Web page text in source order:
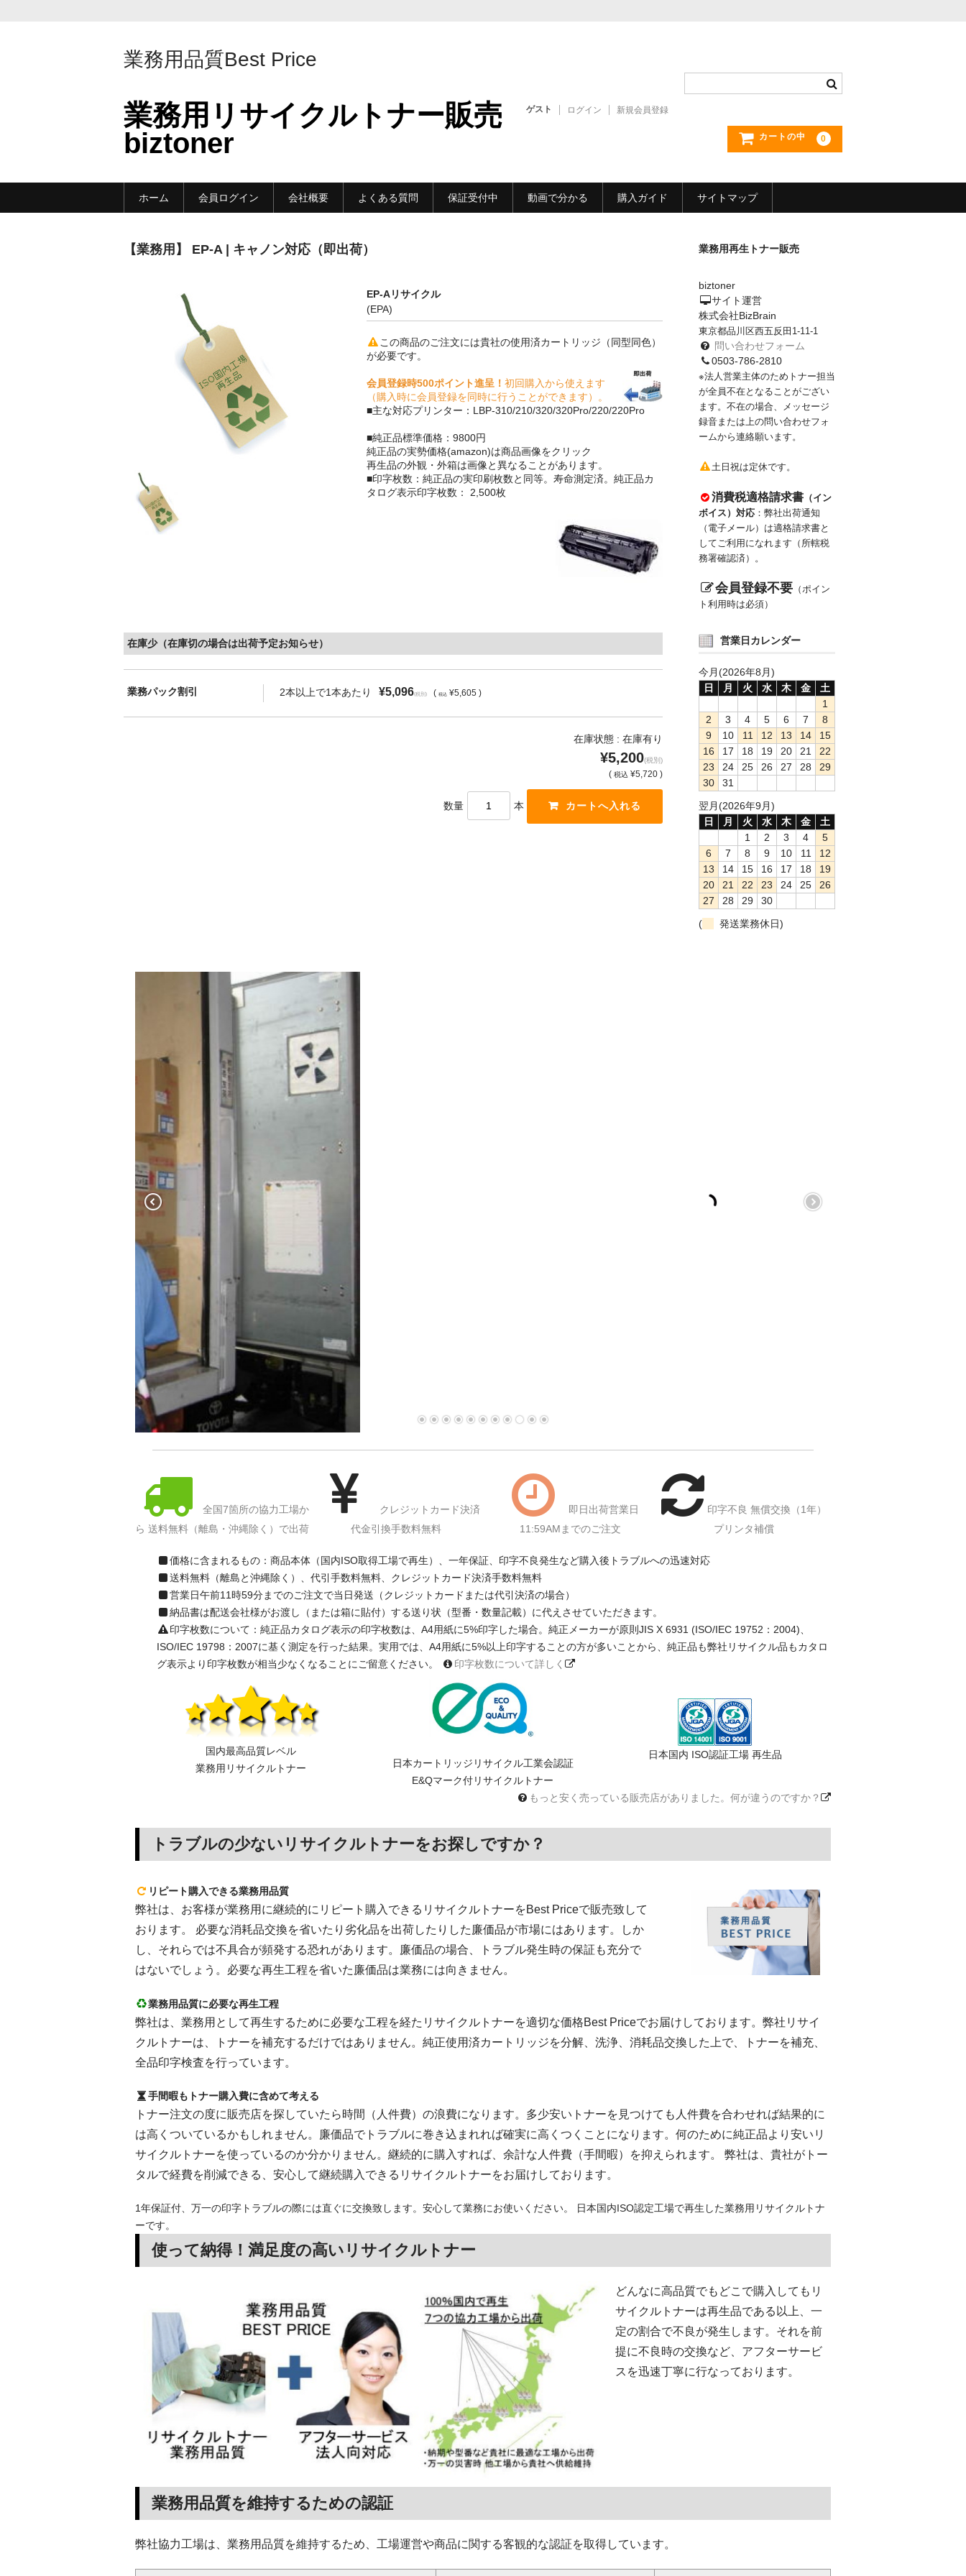
業務用品質Best Price
業務用リサイクルトナー販売
biztoner
ゲスト ログイン 新規会員登録
カートの中 0
ホーム 会員ログイン 会社概要 よくある質問 保証受付中 動画で分かる 購入ガイド サイトマップ
【業務用】 EP-A | キャノン対応（即出荷）
EP-Aリサイクル
(EPA)
この商品のご注文には貴社の使用済カートリッジ（同型同色）
が必要です。
会員登録時500ポイント進呈！ 初回購入から使えます
（購入時に会員登録を同時に行うことができます）。
■主な対応プリンター：LBP-310/210/320/320Pro/220/220Pro
■純正品標準価格：9800円
純正品の実勢価格(amazon)は商品画像をクリック
再生品の外観・外箱は画像と異なることがあります。
■印字枚数：純正品の実印刷枚数と同等。寿命測定済。純正品カ
タログ表示印字枚数： 2,500枚
在庫少（在庫切の場合は出荷予定お知らせ）
業務パック割引 2本以上で1本あたり ¥5,096(税別) ( 税込 ¥5,605 )
在庫状態 : 在庫有り
¥5,200(税別)
( 税込 ¥5,720 )
数量 本
業務用再生トナー販売
biztoner
サイト運営
株式会社BizBrain
東京都品川区西五反田1-11-1
問い合わせフォーム
0503-786-2810
※法人営業主体のためトナー担当
が全員不在となることがござい
ます。不在の場合、メッセージ
録音または上の問い合わせフォ
ームから連絡願います。
土日祝は定休です。
消費税適格請求書 （イン
ボイス）対応 ：弊社出荷通知
（電子メール）は適格請求書と
してご利用になれます（所轄税
務署確認済）。
会員登録不要 （ポイン
ト利用時は必須）
営業日カレンダー
今月(2026年8月)
日
月 火 水 木 金
土
1
2
3 4 5 6 7
8
9
10 11 12 13 14
15
16
17 18 19 20 21
22
23
24 25 26 27 28
29
30
31
翌月(2026年9月)
日
月 火 水 木 金
土
1
2 3 4
5
6
7 8 9 10 11
12
13
14 15 16 17 18
19
20
21 22 23 24 25
26
27
28 29
30
(
発送業務休日)
全国7箇所の協力工場か
ら 送料無料（離島・沖縄除く）で出荷
クレジットカード決済
代金引換手数料無料
即日出荷営業日
11:59AMまでのご注文
印字不良 無償交換（1年）
プリンタ補償
価格に含まれるもの：商品本体（国内ISO取得工場で再生）、一年保証、印字不良発生など購入後トラブルへの迅速対応
送料無料（離島と沖縄除く）、代引手数料無料、クレジットカード決済手数料無料
営業日午前11時59分までのご注文で当日発送（クレジットカードまたは代引決済の場合）
納品書は配送会社様がお渡し（または箱に貼付）する送り状（型番・数量記載）に代えさせていただきます。
印字枚数について：純正品カタログ表示の印字枚数は、A4用紙に5%印字した場合。純正メーカーが原則JIS X 6931 (ISO/IEC 19752：2004)、
ISO/IEC 19798：2007に基く測定を行った結果。実用では、A4用紙に5%以上印字することの方が多いことから、純正品も弊社リサイクル品もカタロ
グ表示より印字枚数が相当少なくなることにご留意ください。
印字枚数について詳しく
国内最高品質レベル
業務用リサイクルトナー
日本カートリッジリサイクル工業会認証
E&Qマーク付リサイクルトナー
日本国内 ISO認証工場 再生品
もっと安く売っている販売店がありました。何が違うのですか？
トラブルの少ないリサイクルトナーをお探しですか？
リピート購入できる業務用品質
弊社は、お客様が業務用に継続的にリピート購入できるリサイクルトナーをBest Priceで販売致して
おります。 必要な消耗品交換を省いたり劣化品を出荷したりした廉価品が市場にはあります。しか
し、それらでは不具合が頻発する恐れがあります。廉価品の場合、トラブル発生時の保証も充分で
はないでしょう。必要な再生工程を省いた廉価品は業務には向きません。
業務用品質に必要な再生工程
弊社は、業務用として再生するために必要な工程を経たリサイクルトナーを適切な価格Best Priceでお届けしております。弊社リサイ
クルトナーは、トナーを補充するだけではありません。純正使用済カートリッジを分解、洗浄、消耗品交換した上で、トナーを補充、
全品印字検査を行っています。
手間暇もトナー購入費に含めて考える
トナー注文の度に販売店を探していたら時間（人件費）の浪費になります。多少安いトナーを見つけても人件費を合わせれば結果的に
は高くついているかもしれません。廉価品でトラブルに巻き込まれれば確実に高くつくことになります。何のために純正品より安いリ
サイクルトナーを使っているのか分かりません。継続的に購入すれば、余計な人件費（手間暇）を抑えられます。 弊社は、貴社がトー
タルで経費を削減できる、安心して継続購入できるリサイクルトナーをお届けしております。
1年保証付、万一の印字トラブルの際には直ぐに交換致します。安心して業務にお使いください。 日本国内ISO認定工場で再生した業務用リサイクルトナ
ーです。
使って納得！満足度の高いリサイクルトナー
どんなに高品質でもどこで購入してもリ
サイクルトナーは再生品である以上、一
定の割合で不良が発生します。それを前
提に不良時の交換など、アフターサービ
スを迅速丁寧に行なっております。
業務用品質を維持するための認証
弊社協力工場は、業務用品質を維持するため、工場運営や商品に関する客観的な認証を取得しています。